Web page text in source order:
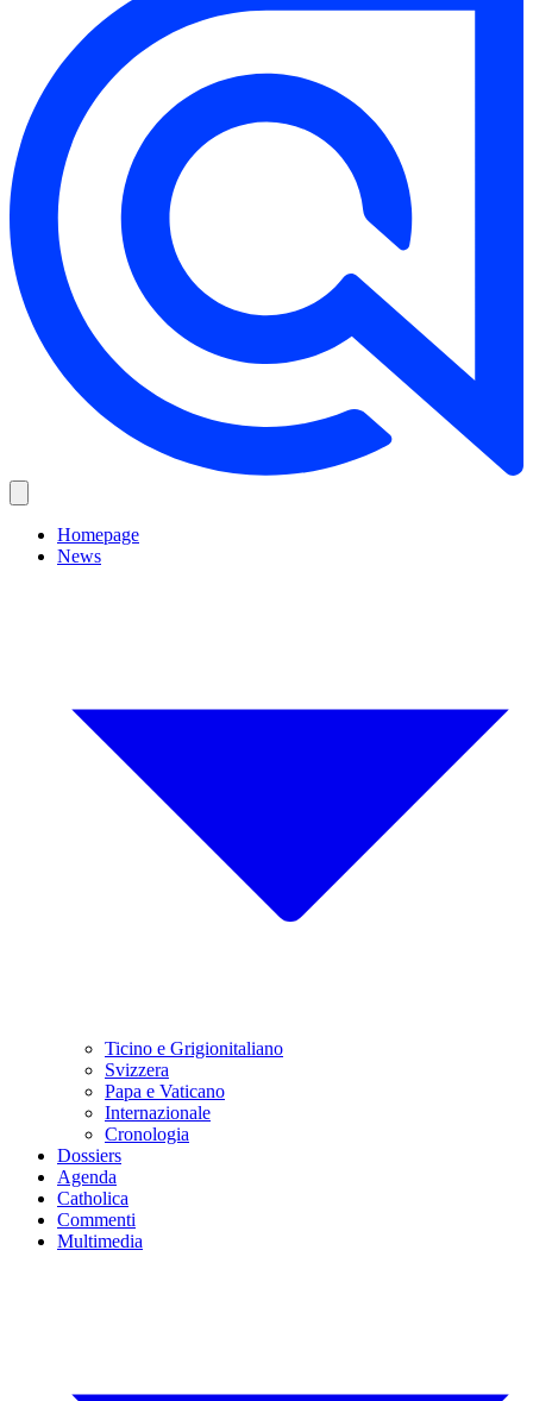
Homepage
News
Ticino e Grigionitaliano
Svizzera
Papa e Vaticano
Internazionale
Cronologia
Dossiers
Agenda
Catholica
Commenti
Multimedia